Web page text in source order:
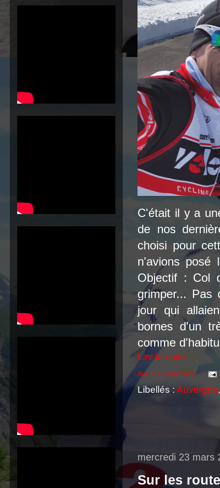
C'était il y a
de nos
choisi pour
n'avions posé
Objectif : Col
grimper... Pas
jour qui
bornes d'un
comme
Lire la suite...
Aucun commentaire:
Libellés : Auvergne
mercredi 23 mars
Sur les